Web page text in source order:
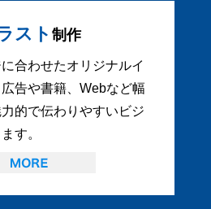
スト 制作
合わせたオリジナルイ
告や書籍、Webなど幅
的で伝わりやすいビジ
す。